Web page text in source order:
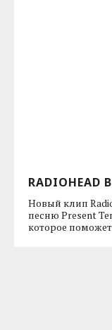
RADIOHEAD
Новый клип
песню Present
которое